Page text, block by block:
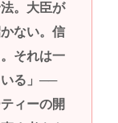
。大臣が
ない。信
それは一
いる」──
ィーの開